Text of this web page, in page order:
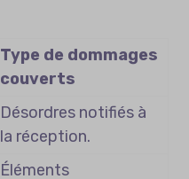
Type de dommages
couverts
Désordres notifiés à
la réception.
Éléments